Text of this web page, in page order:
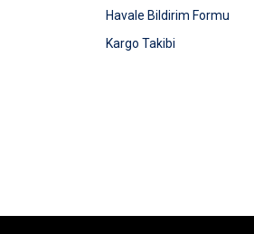
Havale Bildirim Formu
Kargo Takibi